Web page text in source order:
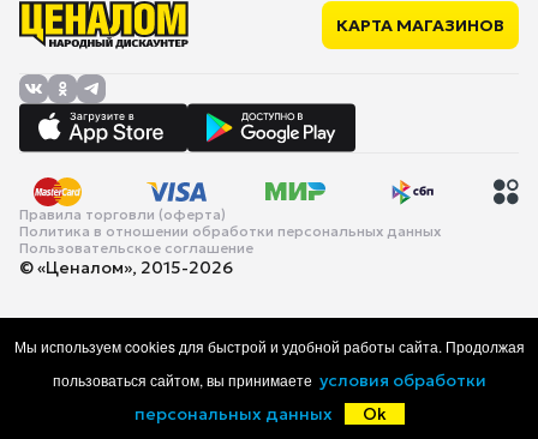
КАРТА МАГАЗИНОВ
Правила торговли (оферта)
Политика в отношении обработки персональных данных
Пользовательское соглашение
© «Ценалом», 2015-2026
Каталог Корзина Избранное
Мы используем cookies для быстрой и удобной работы сайта. Продолжая
пользоваться сайтом, вы принимаете условия обработки
персональных данных
Ok